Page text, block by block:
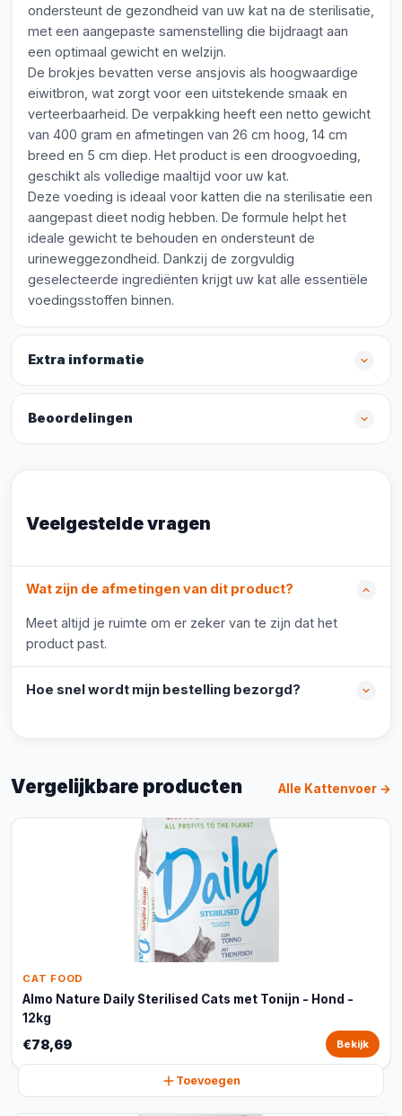
ondersteunt de gezondheid van uw kat na de sterilisatie,
met een aangepaste samenstelling die bijdraagt aan
een optimaal gewicht en welzijn.
De brokjes bevatten verse ansjovis als hoogwaardige
eiwitbron, wat zorgt voor een uitstekende smaak en
verteerbaarheid. De verpakking heeft een netto gewicht
van 400 gram en afmetingen van 26 cm hoog, 14 cm
breed en 5 cm diep. Het product is een droogvoeding,
geschikt als volledige maaltijd voor uw kat.
Deze voeding is ideaal voor katten die na sterilisatie een
aangepast dieet nodig hebben. De formule helpt het
ideale gewicht te behouden en ondersteunt de
urineweggezondheid. Dankzij de zorgvuldig
geselecteerde ingrediënten krijgt uw kat alle essentiële
voedingsstoffen binnen.
Extra informatie
Beoordelingen
Veelgestelde vragen
Wat zijn de afmetingen van dit product?
Meet altijd je ruimte om er zeker van te zijn dat het
product past.
Hoe snel wordt mijn bestelling bezorgd?
Vergelijkbare producten Alle Kattenvoer →
CAT FOOD
Almo Nature Daily Sterilised Cats met Tonijn - Hond -
12kg
€78,69 Bekijk
Toevoegen